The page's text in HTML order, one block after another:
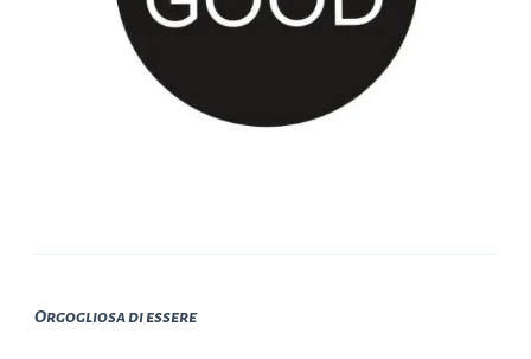
Orgogliosa di essere